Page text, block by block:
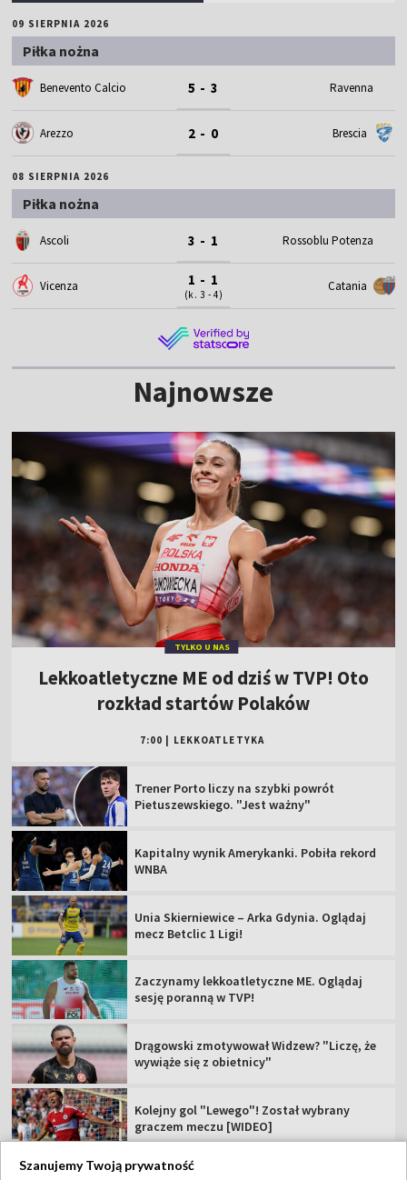
09 SIERPNIA 2026
Piłka nożna
Benevento Calcio 5 - 3 Ravenna
Arezzo 2 - 0 Brescia
08 SIERPNIA 2026
Piłka nożna
Ascoli 3 - 1 Rossoblu Potenza
Vicenza 1 - 1
(k. 3 - 4)
Catania
Najnowsze
TYLKO U NAS
Lekkoatletyczne ME od dziś w TVP! Oto
rozkład startów Polaków
7:00 LEKKOATLETYKA
Trener Porto liczy na szybki powrót
Pietuszewskiego. "Jest ważny"
Kapitalny wynik Amerykanki. Pobiła rekord
WNBA
Unia Skierniewice – Arka Gdynia. Oglądaj
mecz Betclic 1 Ligi!
Zaczynamy lekkoatletyczne ME. Oglądaj
sesję poranną w TVP!
Drągowski zmotywował Widzew? "Liczę, że
wywiąże się z obietnicy"
Kolejny gol "Lewego"! Został wybrany
graczem meczu [WIDEO]
Szanujemy Twoją prywatność